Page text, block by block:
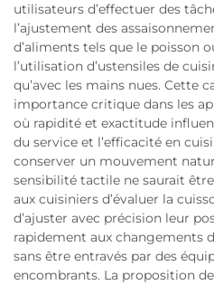
utilisateurs d’effectuer des
l’ajustement des
d’aliments tels que le poisson
l’utilisation d’ustensiles de
qu’avec les mains nues. Cette
importance critique dans les
où rapidité et exactitude
du service et l’efficacité en
conserver un mouvement
sensibilité tactile ne saurait
aux cuisiniers d’évaluer la
d’ajuster avec précision leur
rapidement aux changements
sans être entravés par des
encombrants. La proposition